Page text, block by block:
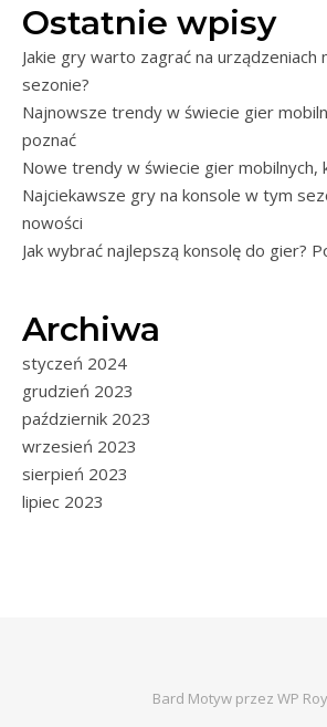
Ostatnie wpisy
Jakie gry warto zagrać na urządzeniach
sezonie?
Najnowsze trendy w świecie gier
poznać
Nowe trendy w świecie gier
Najciekawsze gry na konsole w tym
nowości
Jak wybrać najlepszą konsolę do gier?
Archiwa
styczeń 2024
grudzień 2023
październik 2023
wrzesień 2023
sierpień 2023
lipiec 2023
Bard Motyw przez WP